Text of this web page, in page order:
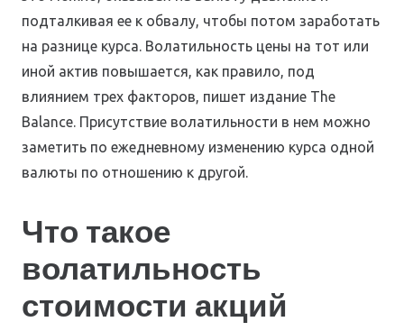
подталкивая ее к обвалу, чтобы потом заработать
на разнице курса. Волатильность цены на тот или
иной актив повышается, как правило, под
влиянием трех факторов, пишет издание The
Balance. Присутствие волатильности в нем можно
заметить по ежедневному изменению курса одной
валюты по отношению к другой.
Что такое
волатильность
стоимости акций